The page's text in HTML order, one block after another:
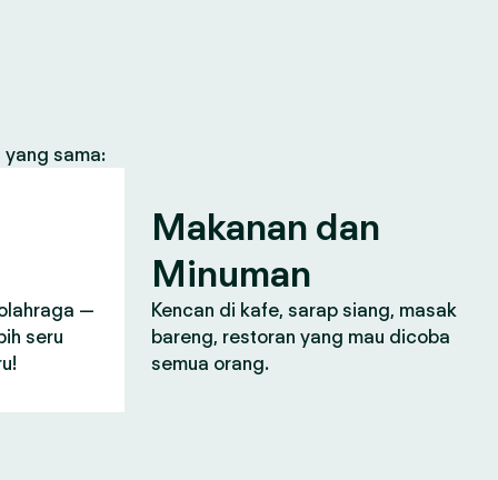
sama:
—
seru
Makanan dan
Minuman
Kencan di kafe, sarap siang, masak
bareng, restoran yang mau dicoba
semua orang.